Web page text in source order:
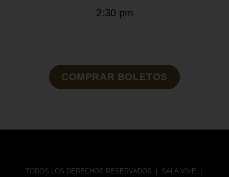
2:30 pm
COMPRAR BOLETOS
TODOS LOS DERECHOS RESERVADOS | SALA VIVÉ |